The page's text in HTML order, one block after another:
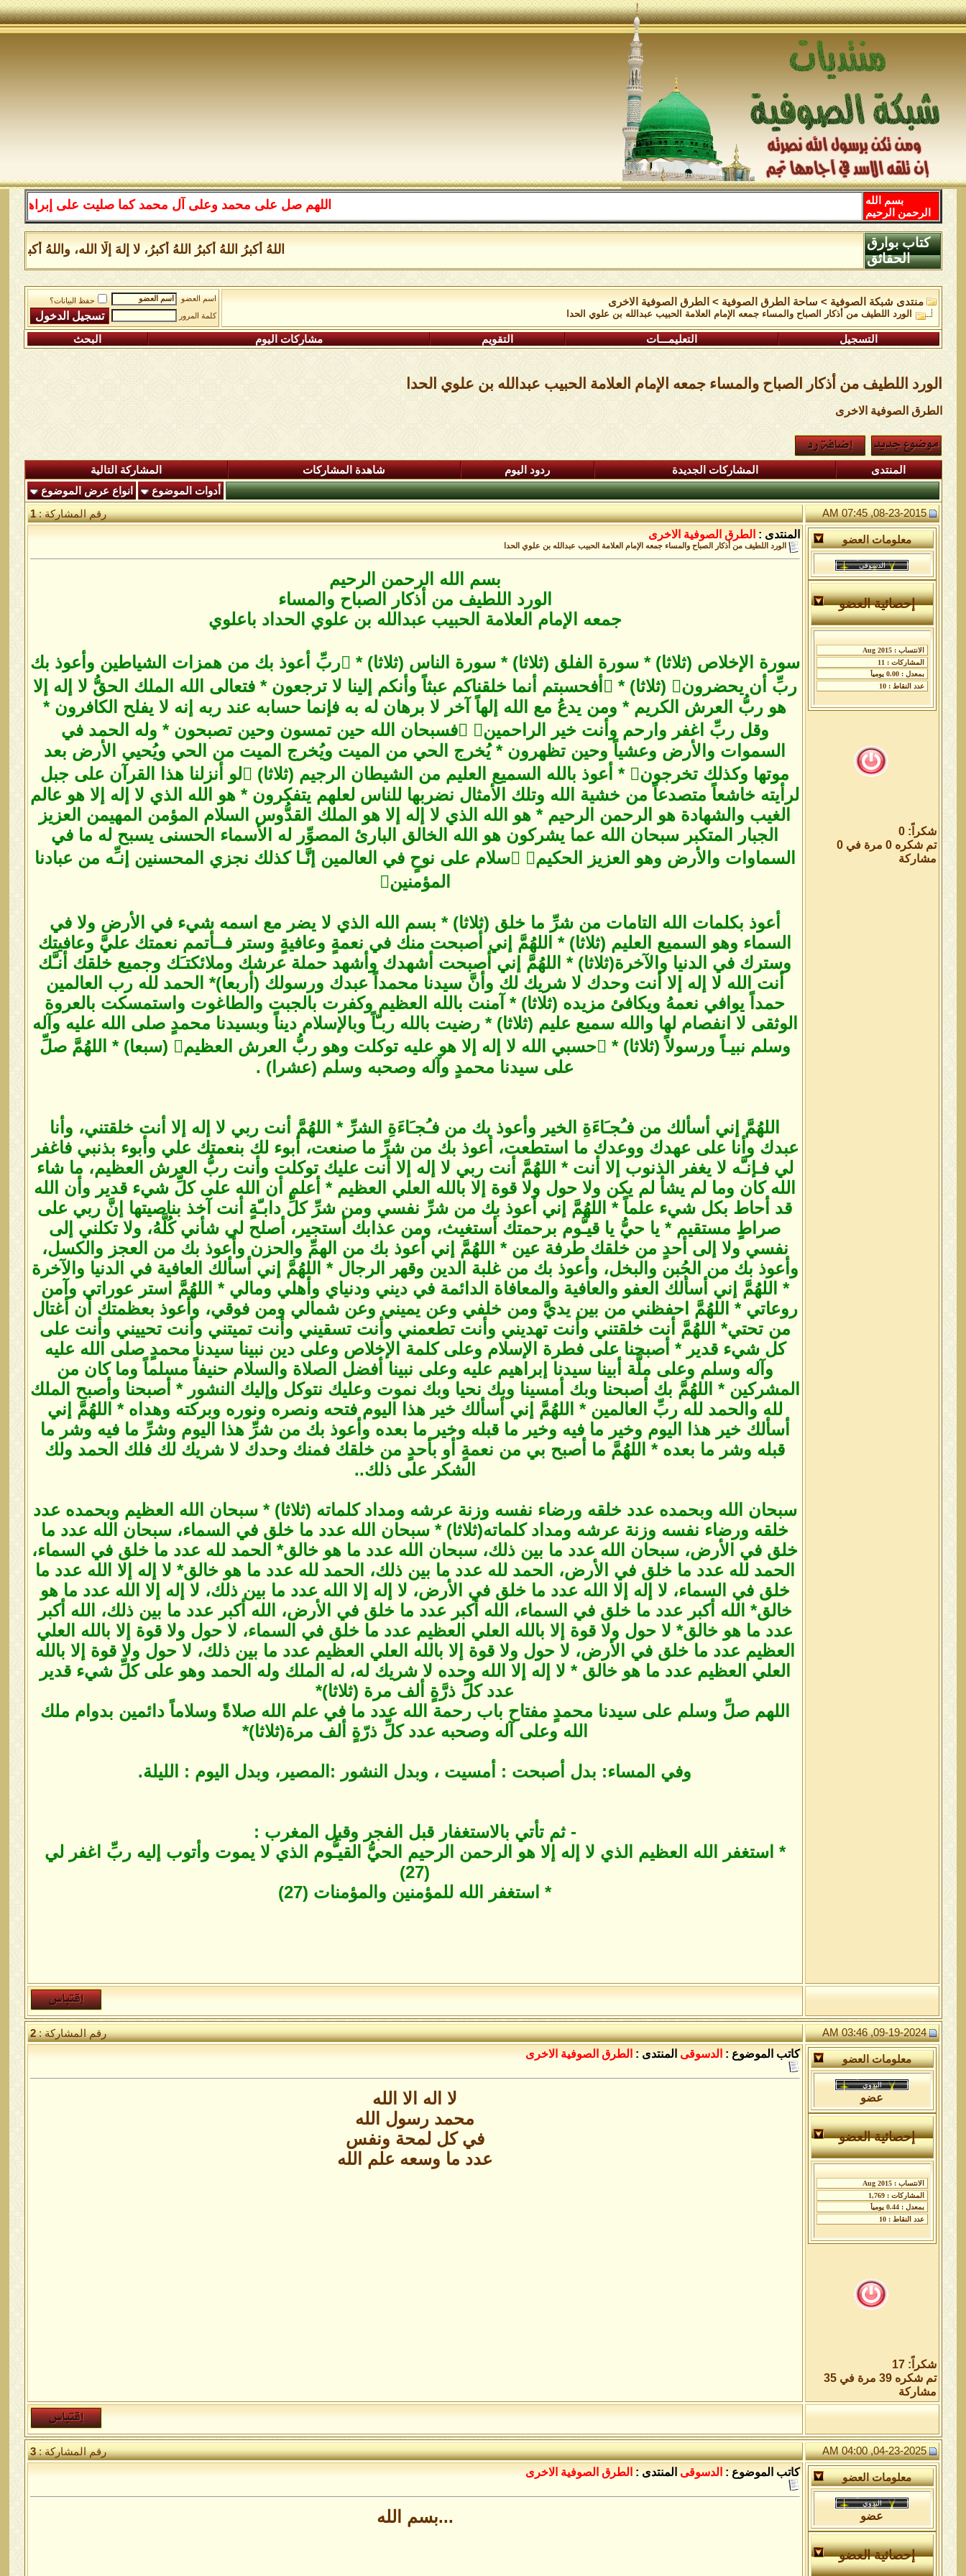
اللهم صل على محمد وعلى آل محمد كما صليت على إبراهيم وعلى آل
بسم الله
الرحمن الرحيم
اللهُ أكبرُ اللهُ أكبرُ اللهُ أكبرُ، لا إلهَ إلَّا الله، واللهُ أكبر
كتاب بوارق
الحقائق
منتدى شبكة الصوفية > ساحة الطرق الصوفية > الطرق الصوفية الاخرى
الورد اللطيف من أذكار الصباح والمساء جمعه الإمام العلامة الحبيب عبدالله بن علوي الحدا
اسم العضو
حفظ البيانات؟
كلمة المرور
التسجيل التعليمـــات التقويم مشاركات اليوم البحث
الورد اللطيف من أذكار الصباح والمساء جمعه الإمام العلامة الحبيب عبدالله بن علوي الحدا
الطرق الصوفية الاخرى
المنتدى المشاركات الجديدة ردود اليوم شاهدة المشاركات
المشاركة التالية
أدوات الموضوع
انواع عرض الموضوع
08-23-2015, 07:45 AM
رقم المشاركة :1
معلومات العضو
إحصائية العضو
شكراً: 0
تم شكره 0 مرة في 0
مشاركة
المنتدى : الطرق الصوفية الاخرى
الورد اللطيف من أذكار الصباح والمساء جمعه الإمام العلامة الحبيب عبدالله بن علوي الحدا
بسم الله الرحمن الرحيم
الورد اللطيف من أذكار الصباح والمساء
جمعه الإمام العلامة الحبيب عبدالله بن علوي الحداد باعلوي
سورة الإخلاص (ثلاثا) * سورة الفلق (ثلاثا) * سورة الناس (ثلاثا) * ربِّ أعوذ بك من همزات الشياطين وأعوذ بك
ربِّ أن يحضرون (ثلاثا) * أفحسبتم أنما خلقناكم عبثاً وأنكم إلينا لا ترجعون * فتعالى الله الملك الحقُّ لا إله إلا
هو ربُّ العرش الكريم * ومن يدعُ مع الله إلهاً آخر لا برهان له به فإنما حسابه عند ربه إنه لا يفلح الكافرون *
وقل ربِّ اغفر وارحم وأنت خير الراحمين فسبحان الله حين تمسون وحين تصبحون * وله الحمد في
السموات والأرض وعشياً وحين تظهرون * يُخرج الحي من الميت ويُخرج الميت من الحي ويُحيي الأرض بعد
موتها وكذلك تخرجون * أعوذ بالله السميع العليم من الشيطان الرجيم (ثلاثا) لو أنزلنا هذا القرآن على جبل
لرأيته خاشعاً متصدعاً من خشية الله وتلك الأمثال نضربها للناس لعلهم يتفكرون * هو الله الذي لا إله إلا هو عالم
الغيب والشهادة هو الرحمن الرحيم * هو الله الذي لا إله إلا هو الملك القدُّوس السلام المؤمن المهيمن العزيز
الجبار المتكبر سبحان الله عما يشركون هو الله الخالق البارئ المصوِّر له الأسماء الحسنى يسبح له ما في
السماوات والأرض وهو العزيز الحكيم سلام على نوحٍ في العالمين إنَّـا كذلك نجزي المحسنين إنـِّه من عبادنا
المؤمنين
أعوذ بكلمات الله التامات من شرِّ ما خلق (ثلاثا) * بسم الله الذي لا يضر مع اسمه شيء في الأرض ولا في
السماء وهو السميع العليم (ثلاثا) * اللهُمَّ إني أصبحت منك في نعمةٍ وعافيةٍ وستر فــأتمم نعمتك عليَّ وعافيتك
وسترك في الدنيا والآخرة(ثلاثا) * اللهُمَّ إني أصبحت أشهدك وأشهد حملة عرشك وملائكتـَك وجميع خلقك أنـَّك
أنت الله لا إله إلا أنت وحدك لا شريك لك وأنَّ سيدنا محمداً عبدك ورسولك (أربعا)* الحمد لله رب العالمين
حمداً يوافي نعمهُ ويكافئ مزيده (ثلاثا) * آمنت بالله العظيم وكفرت بالجبت والطاغوت واستمسكت بالعروة
الوثقى لا انفصام لها والله سميع عليم (ثلاثا) * رضيت بالله ربـّاً وبالإسلام ديناً وبسيدنا محمدٍ صلى الله عليه وآله
وسلم نبيـاً ورسولاً (ثلاثا) * حسبي الله لا إله إلا هو عليه توكلت وهو ربُّ العرش العظيم (سبعا) * اللهُمَّ صلِّ
على سيدنا محمدٍ وآله وصحبه وسلم (عشرا) .
اللهُمَّ إني أسألك من فـُجـَاءَةِ الخير وأعوذ بك من فـُجـَاءَةِ الشرِّ * اللهُمَّ أنت ربي لا إله إلا أنت خلقتني، وأنا
عبدك وأنا على عهدك ووعدك ما استطعت، أعوذ بك من شرِّ ما صنعت، أبوء لك بنعمتك علي وأبوء بذنبي فاغفر
لي فـإنـَّه لا يغفر الذنوب إلا أنت * اللهُمَّ أنت ربي لا إله إلا أنت عليك توكلت وأنت ربُّ العرش العظيم، ما شاء
الله كان وما لم يشأ لم يكن ولا حول ولا قوة إلا بالله العلي العظيم * أعلم أن الله على كلِّ شيء قدير وأن الله
قد أحاط بكل شيء علماً * اللهُمَّ إني أعوذ بك من شرِّ نفسي ومن شرِّ كلِّ دابـّةٍ أنت آخذ بناصيتها إنَّ ربي على
صراطٍ مستقيم * يا حيُّ يا قيـُّوم برحمتك أستغيث، ومن عذابك أستجير، أصلح لي شأني كُلَّهُ، ولا تكلني إلى
نفسي ولا إلى أحدٍ من خلقك طرفة عين * اللهُمَّ إني أعوذ بك من الهمِّ والحزن وأعوذ بك من العجز والكسل،
وأعوذ بك من الجُبن والبخل، وأعوذ بك من غلبة الدين وقهر الرجال * اللهُمَّ إني أسألك العافية في الدنيا والآخرة
* اللهُمَّ إني أسألك العفو والعافية والمعافاة الدائمة في ديني ودنياي وأهلي ومالي * اللهُمَّ استر عوراتي وآمن
روعاتي * اللهُمَّ احفظني من بين يديَّ ومن خلفي وعن يميني وعن شمالي ومن فوقي، وأعوذ بعظمتك أن أغتال
من تحتي* اللهُمَّ أنت خلقتني وأنت تهديني وأنت تطعمني وأنت تسقيني وأنت تميتني وأنت تحييني وأنت على
كل شيء قدير * أصبحنا على فطرة الإسلام وعلى كلمة الإخلاص وعلى دين نبينا سيدنا محمدٍ صلى الله عليه
وآله وسلم وعلى ملَّة أبينا سيدنا إبراهيم عليه وعلى نبينا أفضل الصلاة والسلام حنيفاً مسلماً وما كان من
المشركين * اللهُمَّ بك أصبحنا وبك أمسينا وبك نحيا وبك نموت وعليك نتوكل وإليك النشور * أصبحنا وأصبح الملك
لله والحمد لله ربِّ العالمين * اللهُمَّ إني أسألك خير هذا اليوم فتحه ونصره ونوره وبركته وهداه * اللهُمَّ إني
أسألك خير هذا اليوم وخير ما فيه وخير ما قبله وخير ما بعده وأعوذ بك من شرِّ هذا اليوم وشرِّ ما فيه وشر ما
قبله وشر ما بعده * اللهُمَّ ما أصبح بي من نعمةٍ أو بأحدٍ من خلقك فمنك وحدك لا شريك لك فلك الحمد ولك
الشكر على ذلك..
سبحان الله وبحمده عدد خلقه ورضاء نفسه وزنة عرشه ومداد كلماته (ثلاثا) * سبحان الله العظيم وبحمده عدد
خلقه ورضاء نفسه وزنة عرشه ومداد كلماته(ثلاثا) * سبحان الله عدد ما خلق في السماء، سبحان الله عدد ما
خلق في الأرض، سبحان الله عدد ما بين ذلك، سبحان الله عدد ما هو خالق* الحمد لله عدد ما خلق في السماء،
الحمد لله عدد ما خلق في الأرض، الحمد لله عدد ما بين ذلك، الحمد لله عدد ما هو خالق* لا إله إلا الله عدد ما
خلق في السماء، لا إله إلا الله عدد ما خلق في الأرض، لا إله إلا الله عدد ما بين ذلك، لا إله إلا الله عدد ما هو
خالق* الله أكبر عدد ما خلق في السماء، الله أكبر عدد ما خلق في الأرض، الله أكبر عدد ما بين ذلك، الله أكبر
عدد ما هو خالق* لا حول ولا قوة إلا بالله العلي العظيم عدد ما خلق في السماء، لا حول ولا قوة إلا بالله العلي
العظيم عدد ما خلق في الأرض، لا حول ولا قوة إلا بالله العلي العظيم عدد ما بين ذلك، لا حول ولا قوة إلا بالله
العلي العظيم عدد ما هو خالق * لا إله إلا الله وحده لا شريك له، له الملك وله الحمد وهو على كلِّ شيء قدير
عدد كلِّ ذرَّةٍ ألف مرة (ثلاثا)*
اللهم صلِّ وسلم على سيدنا محمدٍ مفتاح باب رحمة الله عدد ما في علم الله صلاةً وسلاماً دائمين بدوام ملك
الله وعلى آله وصحبه عدد كلِّ ذرّةٍ ألف مرة(ثلاثا)*
وفي المساء: بدل أصبحت : أمسيت ، وبدل النشور :المصير، وبدل اليوم : الليلة.
- ثم تأتي بالاستغفار قبل الفجر وقبل المغرب :
* استغفر الله العظيم الذي لا إله إلا هو الرحمن الرحيم الحيُّ القيـُّوم الذي لا يموت وأتوب إليه ربِّ اغفر لي
(27)
* استغفر الله للمؤمنين والمؤمنات (27)
09-19-2024, 03:46 AM رقم المشاركة :2
معلومات العضو
عضو
إحصائية العضو
شكراً: 17
تم شكره 39 مرة في 35
مشاركة
كاتب الموضوع : الدسوقى المنتدى : الطرق الصوفية الاخرى
لا اله الا الله
محمد رسول الله
في كل لمحة ونفس
عدد ما وسعه علم الله
04-23-2025, 04:00 AM رقم المشاركة :3
معلومات العضو
عضو
إحصائية العضو
كاتب الموضوع : الدسوقى المنتدى : الطرق الصوفية الاخرى
...بسم الله